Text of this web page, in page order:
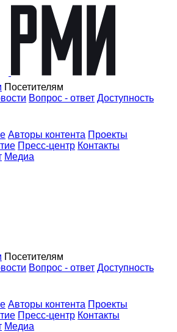
Посетителям
Вопрос - ответ Доступность
Авторы контента Проекты
Пресс-центр Контакты
Медиа
Посетителям
Вопрос - ответ Доступность
Авторы контента Проекты
Пресс-центр Контакты
Медиа